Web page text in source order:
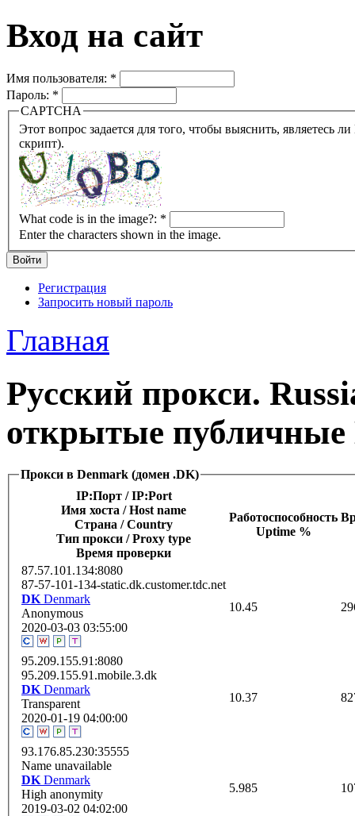
Вход на сайт
Имя пользователя: *
Пароль: *
CAPTCHA
Этот вопрос задается для того, чтобы выяснить, являетесь ли Вы человеком или представляете из себя робота
скрипт).
What code is in the image?: *
Enter the characters shown in the image.
Регистрация
Запросить новый пароль
Главная
Русский прокси.
открытые публичные
Прокси в Denmark (домен .DK)
IP:Порт / IP:Port
Имя хоста / Host name
Страна / Сountry
Тип прокси / Proxy type
Время проверки
Работоспособность
Uptime %
87.57.101.134:8080
87-57-101-134-static.dk.customer.tdc.net
DK Denmark
Anonymous
2020-03-03 03:55:00
10.45
95.209.155.91:8080
95.209.155.91.mobile.3.dk
DK Denmark
Transparent
2020-01-19 04:00:00
10.37
93.176.85.230:35555
Name unavailable
DK Denmark
High anonymity
2019-03-02 04:02:00
5.985